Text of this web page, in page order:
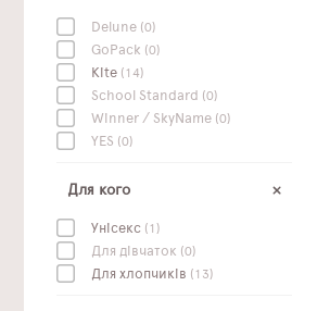
Delune (0)
GoPack (0)
Kite (14)
School Standard (0)
Winner / SkyName (0)
YES (0)
Для кого
Унісекс (1)
Для дівчаток (0)
Для хлопчиків (13)